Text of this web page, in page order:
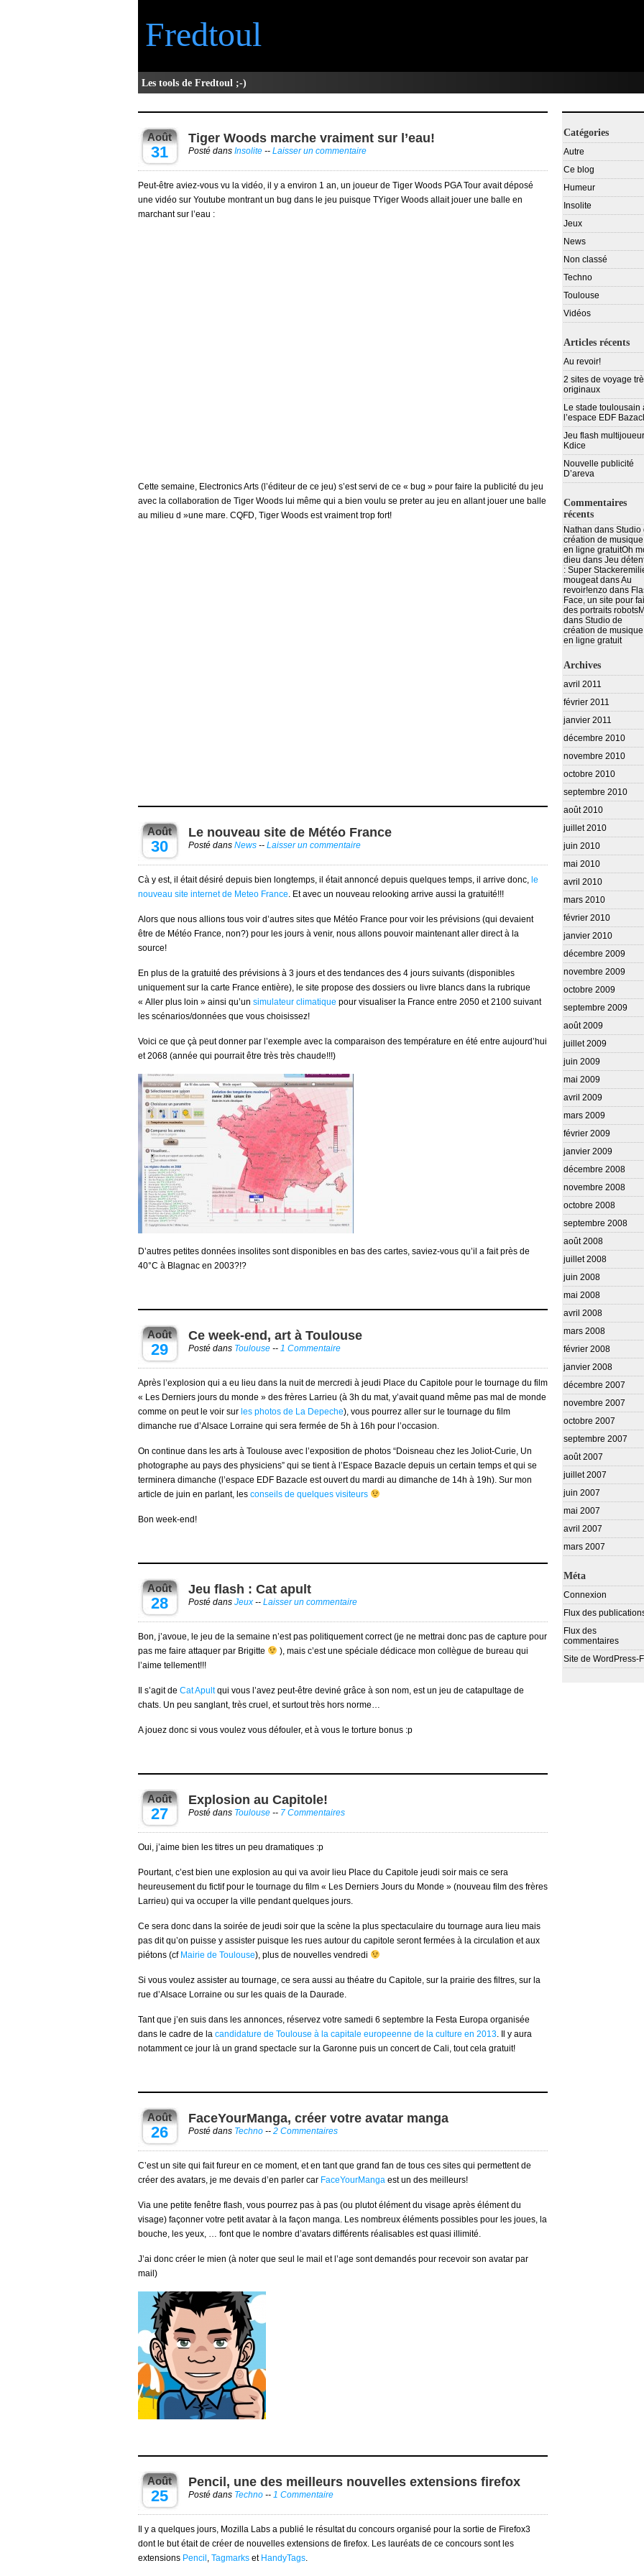
Fredtoul
Les tools de Fredtoul ;-)
Août
31
Tiger Woods marche vraiment sur l’eau!
Posté dans Insolite -- Laisser un commentaire
Peut-être aviez-vous vu la vidéo, il y a environ 1 an, un joueur de Tiger Woods PGA Tour avait déposé
une vidéo sur Youtube montrant un bug dans le jeu puisque TYiger Woods allait jouer une balle en
marchant sur l’eau :
Cette semaine, Electronics Arts (l’éditeur de ce jeu) s’est servi de ce « bug » pour faire la publicité du jeu
avec la collaboration de Tiger Woods lui même qui a bien voulu se preter au jeu en allant jouer une balle
au milieu d »une mare. CQFD, Tiger Woods est vraiment trop fort!
Août
30
Le nouveau site de Météo France
Posté dans News -- Laisser un commentaire
Cà y est, il était désiré depuis bien longtemps, il était annoncé depuis quelques temps, il arrive donc, le
nouveau site internet de Meteo France. Et avec un nouveau relooking arrive aussi la gratuité!!!
Alors que nous allions tous voir d’autres sites que Météo France pour voir les prévisions (qui devaient
être de Météo France, non?) pour les jours à venir, nous allons pouvoir maintenant aller direct à la
source!
En plus de la gratuité des prévisions à 3 jours et des tendances des 4 jours suivants (disponibles
uniquement sur la carte France entière), le site propose des dossiers ou livre blancs dans la rubrique
« Aller plus loin » ainsi qu’un simulateur climatique pour visualiser la France entre 2050 et 2100 suivant
les scénarios/données que vous choisissez!
Voici ce que çà peut donner par l’exemple avec la comparaison des température en été entre aujourd’hui
et 2068 (année qui pourrait être très très chaude!!!)
D’autres petites données insolites sont disponibles en bas des cartes, saviez-vous qu’il a fait près de
40°C à Blagnac en 2003?!?
Août
29
Ce week-end, art à Toulouse
Posté dans Toulouse -- 1 Commentaire
Après l’explosion qui a eu lieu dans la nuit de mercredi à jeudi Place du Capitole pour le tournage du film
« Les Derniers jours du monde » des frères Larrieu (à 3h du mat, y’avait quand même pas mal de monde
comme on peut le voir sur les photos de La Depeche), vous pourrez aller sur le tournage du film
dimanche rue d’Alsace Lorraine qui sera fermée de 5h à 16h pour l’occasion.
On continue dans les arts à Toulouse avec l’exposition de photos “Doisneau chez les Joliot-Curie, Un
photographe au pays des physiciens” qui se tient à l’Espace Bazacle depuis un certain temps et qui se
terminera dimanche (l’espace EDF Bazacle est ouvert du mardi au dimanche de 14h à 19h). Sur mon
article de juin en parlant, les conseils de quelques visiteurs
Bon week-end!
Août
28
Jeu flash : Cat apult
Posté dans Jeux -- Laisser un commentaire
Bon, j’avoue, le jeu de la semaine n’est pas politiquement correct (je ne mettrai donc pas de capture pour
pas me faire attaquer par Brigitte
), mais c’est une spéciale dédicace mon collègue de bureau qui
l’aime tellement!!!
Il s’agit de Cat Apultqui vous l’avez peut-être deviné grâce à son nom, est un jeu de catapultage de
chats. Un peu sanglant, très cruel, et surtout très hors norme…
A jouez donc si vous voulez vous défouler, et à vous le torture bonus :p
Août
27
Explosion au Capitole!
Posté dans Toulouse -- 7 Commentaires
Oui, j’aime bien les titres un peu dramatiques :p
Pourtant, c’est bien une explosion au qui va avoir lieu Place du Capitole jeudi soir mais ce sera
heureusement du fictif pour le tournage du film « Les Derniers Jours du Monde » (nouveau film des frères
Larrieu) qui va occuper la ville pendant quelques jours.
Ce sera donc dans la soirée de jeudi soir que la scène la plus spectaculaire du tournage aura lieu mais
pas dit qu’on puisse y assister puisque les rues autour du capitole seront fermées à la circulation et aux
piétons (cf Mairie de Toulouse), plus de nouvelles vendredi
Si vous voulez assister au tournage, ce sera aussi au théatre du Capitole, sur la prairie des filtres, sur la
rue d’Alsace Lorraine ou sur les quais de la Daurade.
Tant que j’en suis dans les annonces, réservez votre samedi 6 septembre la Festa Europa organisée
dans le cadre de la candidature de Toulouse à la capitale europeenne de la culture en 2013. Il y aura
notamment ce jour là un grand spectacle sur la Garonne puis un concert de Cali, tout cela gratuit!
Août
26
FaceYourManga, créer votre avatar manga
Posté dans Techno -- 2 Commentaires
C’est un site qui fait fureur en ce moment, et en tant que grand fan de tous ces sites qui permettent de
créer des avatars, je me devais d’en parler car FaceYourManga est un des meilleurs!
Via une petite fenêtre flash, vous pourrez pas à pas (ou plutot élément du visage après élément du
visage) façonner votre petit avatar à la façon manga. Les nombreux éléments possibles pour les joues, la
bouche, les yeux, … font que le nombre d’avatars différents réalisables est quasi illimité.
J’ai donc créer le mien (à noter que seul le mail et l’age sont demandés pour recevoir son avatar par
mail)
Août
25
Pencil, une des meilleurs nouvelles extensions firefox
Posté dans Techno -- 1 Commentaire
Il y a quelques jours, Mozilla Labs a publié le résultat du concours organisé pour la sortie de Firefox3
dont le but était de créer de nouvelles extensions de firefox. Les lauréats de ce concours sont les
extensions Pencil , Tagmarks et HandyTags.
Catégories
Autre
Ce blog
Humeur
Insolite
Jeux
News
Non classé
Techno
Toulouse
Vidéos
Articles récents
Au revoir!
2 sites de voyage
originaux
Le stade toulousain
l’espace EDF
Jeu flash
Kdice
Nouvelle publicité
D’areva
Commentaires
récents
Nathan dans Studio
création de musique
en ligne gratuitOh
dieu dans Jeu
: Super Stacker
mougeatdansAu
revoir!enzo dans
Face, un site pour
des portraits robots
dans Studio de
création de musique
en ligne gratuit
Archives
avril 2011
février 2011
janvier 2011
décembre 2010
novembre 2010
octobre 2010
septembre 2010
août 2010
juillet 2010
juin 2010
mai 2010
avril 2010
mars 2010
février 2010
janvier 2010
décembre 2009
novembre 2009
octobre 2009
septembre 2009
août 2009
juillet 2009
juin 2009
mai 2009
avril 2009
mars 2009
février 2009
janvier 2009
décembre 2008
novembre 2008
octobre 2008
septembre 2008
août 2008
juillet 2008
juin 2008
mai 2008
avril 2008
mars 2008
février 2008
janvier 2008
décembre 2007
novembre 2007
octobre 2007
septembre 2007
août 2007
juillet 2007
juin 2007
mai 2007
avril 2007
mars 2007
Méta
Connexion
Flux des
Flux des
commentaires
Site de WordPress-